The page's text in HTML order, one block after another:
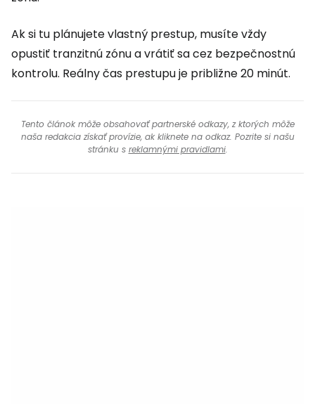
Ak si tu plánujete vlastný prestup, musíte vždy
opustiť tranzitnú zónu a vrátiť sa cez bezpečnostnú
kontrolu. Reálny čas prestupu je približne 20 minút.
Tento článok môže obsahovať partnerské odkazy, z ktorých môže
naša redakcia získať provízie, ak kliknete na odkaz. Pozrite si našu
stránku s reklamnými pravidlami.